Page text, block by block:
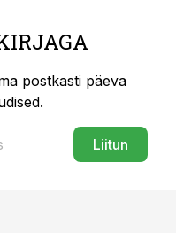
postkasti päeva
Liitun